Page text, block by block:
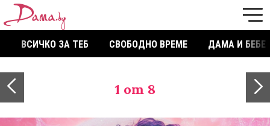
ВСИЧКО ЗА ТЕБ СВОБОДНО ВРЕМЕ ДАМА И БЕБЕ
1 от 8